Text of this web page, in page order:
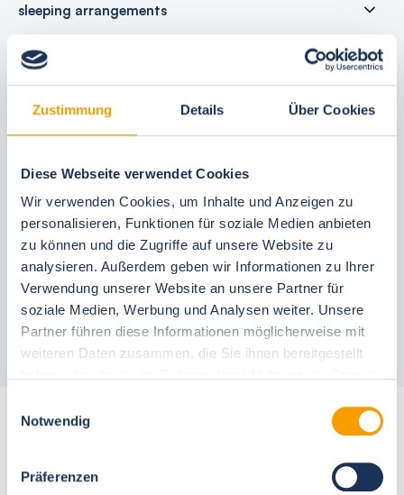
Zustimmung Details Über Cookies
Diese Webseite verwendet Cookies
Wir verwenden Cookies, um Inhalte und Anzeigen zu
personalisieren, Funktionen für soziale Medien anbieten
zu können und die Zugriffe auf unsere Website zu
analysieren. Außerdem geben wir Informationen zu Ihrer
Verwendung unserer Website an unsere Partner für
soziale Medien, Werbung und Analysen weiter. Unsere
Partner führen diese Informationen möglicherweise mit
weiteren Daten zusammen, die Sie ihnen bereitgestellt
Notwendig
Präferenzen
sleeping arrangements
Included in your booking
best price guarantee
Reserve free of charge for 24 hours
30 Tage vor Anreise kostenfrei stornieren
Flexible arrival and departure 24/7
Personal consultations
Fast, direct on-site support
More accommodations for 6 people